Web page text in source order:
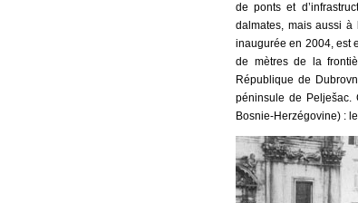
de ponts et
dalmates, mais aussi à
inaugurée en 2004, est
de mètres de la
République de
péninsule de Pelješac.
Bosnie-Herzégovine) :